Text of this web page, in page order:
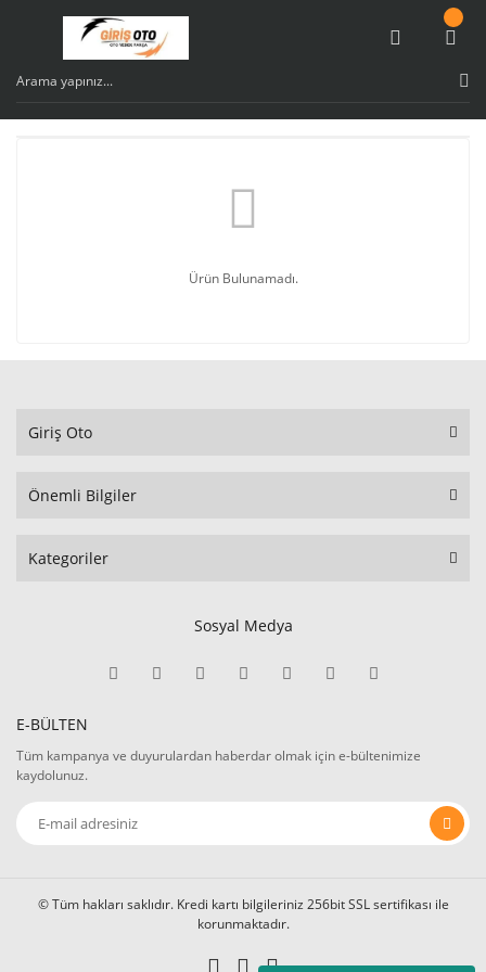
Ürün Bulunamadı.
Giriş Oto
Önemli Bilgiler
Kategoriler
Sosyal Medya
E-BÜLTEN
Tüm kampanya ve duyurulardan haberdar olmak için e-bültenimize
kaydolunuz.
© Tüm hakları saklıdır. Kredi kartı bilgileriniz 256bit SSL sertifikası ile
korunmaktadır.